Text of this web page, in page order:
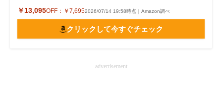
￥13,095OFF： ￥7,6952026/07/14 19:58時点｜Amazon調べ
クリックして今すぐチェック
advertisement